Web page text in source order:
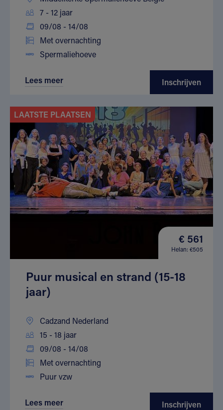
7 - 12 jaar
09/08 - 14/08
Met overnachting
Spermaliehoeve
Lees meer Inschrijven
LAATSTE PLAATSEN
€ 561
Helan: €505
Puur musical en strand (15-18
jaar)
Cadzand Nederland
15 - 18 jaar
09/08 - 14/08
Met overnachting
Puur vzw
Lees meer Inschrijven